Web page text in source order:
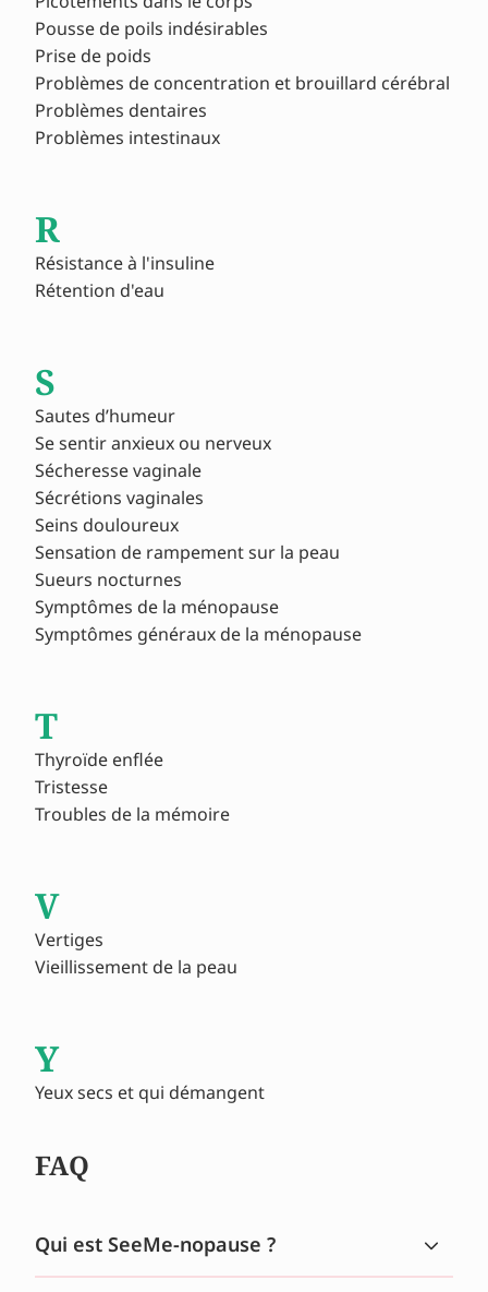
Pousse de poils indésirables
Prise de poids
Problèmes de concentration et brouillard cérébral
Problèmes dentaires
Problèmes intestinaux
R
Résistance à l'insuline
Rétention d'eau
S
Sautes d’humeur
Se sentir anxieux ou nerveux
Sécheresse vaginale
Sécrétions vaginales
Seins douloureux
Sensation de rampement sur la peau
Sueurs nocturnes
Symptômes de la ménopause
Symptômes généraux de la ménopause
T
Thyroïde enflée
Tristesse
Troubles de la mémoire
V
Vertiges
Vieillissement de la peau
Y
Yeux secs et qui démangent
FAQ
Qui est SeeMe-nopause ?